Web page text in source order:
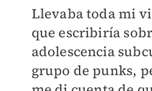
Llevaba toda mi
que escribiría
adolescencia
grupo de punks,